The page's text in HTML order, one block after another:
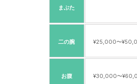
まぶた
二の腕 ¥25,000〜
お腹 ¥30,000〜